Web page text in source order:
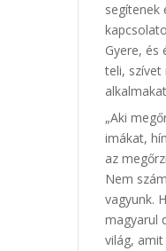
segítenek
Gyere, és
teli, szívet
„Aki
imákat,
az
Nem
vagyunk.
magyarul
világ,